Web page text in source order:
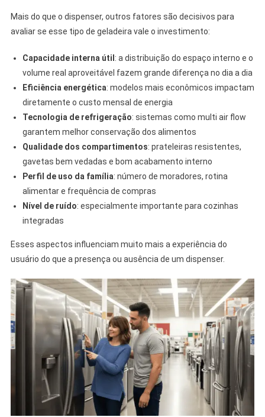
Mais do que o dispenser, outros fatores são decisivos para
avaliar se esse tipo de geladeira vale o investimento:
Capacidade interna útil : a distribuição do espaço interno e o
volume real aproveitável fazem grande diferença no dia a dia
Eficiência energética: modelos mais econômicos impactam
diretamente o custo mensal de energia
Tecnologia de refrigeração: sistemas como multi air flow
garantem melhor conservação dos alimentos
Qualidade dos compartimentos: prateleiras resistentes,
gavetas bem vedadas e bom acabamento interno
Perfil de uso da família: número de moradores, rotina
alimentar e frequência de compras
Nível de ruído: especialmente importante para cozinhas
integradas
Esses aspectos influenciam muito mais a experiência do
usuário do que a presença ou ausência de um dispenser.